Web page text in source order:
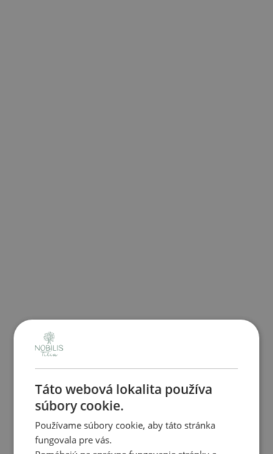
Táto webová lokalita používa
súbory cookie.
Používame súbory cookie, aby táto stránka
fungovala pre vás.